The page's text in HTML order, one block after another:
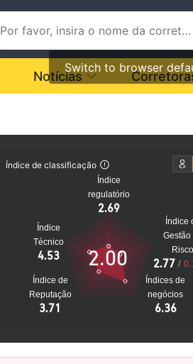
Switch to browser
Notícias
Índice de classificação
Índice
regulatório
2.69
Índice
Técnico
4.53
Índice de
Reputação
3.71
Índices de
negócios
6.36
Índice
Gestão
Risco
2.77 /
2.00